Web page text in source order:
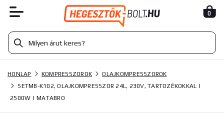
0
HONLAP KOMPRESSZOROK
OLAJKOMPRESSZOROK
SETMB-K102, OLAJKOMPRESSZOR 24L, 230V, TARTOZÉKOKKAL |
2500W | MATABRO